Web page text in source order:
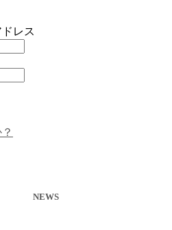
レス
NEWS